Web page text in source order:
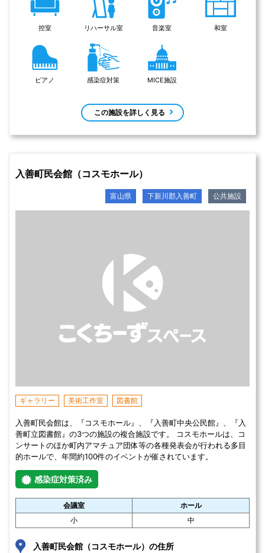
控室 リハーサル室 音楽室 和室
ピアノ 感染症対策 MICE施設
この施設を詳しく見る
入善町民会館（コスモホール）
富山県 下新川郡入善町 公共施設
ギャラリー 美術工作室 図書館
入善町民会館は、『コスモホール』、『入善町中央公民館』、『入
善町立図書館』の3つの施設の複合施設です。 コスモホールは、コ
ンサートのほか町内アマチュア団体等の各種発表会が行われる多目
的ホールで、年間約100件のイベントが催されています。
感染症対策済み
会議室
ホール
小
中
入善町民会館（コスモホール）の住所